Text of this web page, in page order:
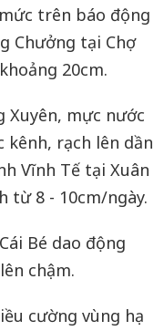
trên báo động
Chưởng tại Chợ
20cm.
Xuyên, mực nước
rạch lên dần
Vĩnh Tế tại Xuân
từ 8 - 10cm/ngày.
Bé dao động
chậm.
cường vùng hạ